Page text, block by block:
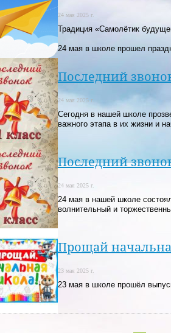
24 мая 2025 г.
Традиция «Самолётик
24 мая в школе прошел
Последний
24 мая 2025 г.
Сегодня в нашей школе
важного этапа в их жизни и
Последний
24 мая 2025 г.
24 мая в нашей школе
волнительный и
Прощай
23 мая 2025 г.
23 мая в школе прошёл